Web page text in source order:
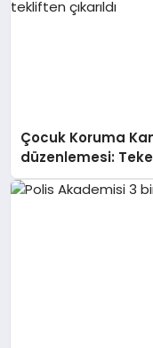
Çocuk Koruma
düzenlemesi:
düşüren madde